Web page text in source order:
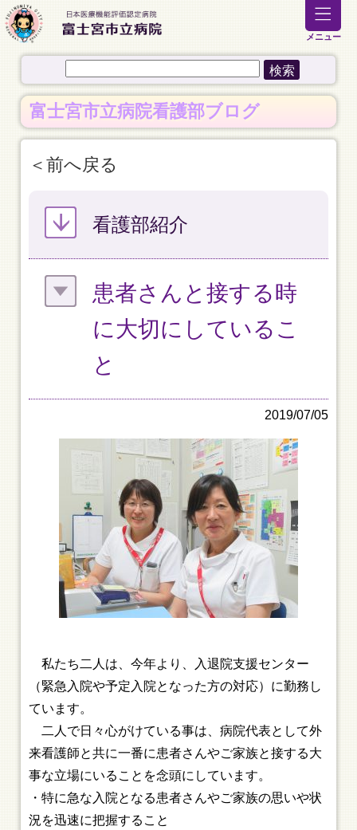
メニュー
富士宮市立病院看護部ブログ
前へ戻る
看護部紹介
患者さんと接する時
に大切にしているこ
と
2019/07/05
私たち二人は、今年より、入退院支援センター
（緊急入院や予定入院となった方の対応）に勤務し
ています。
二人で日々心がけている事は、病院代表として外
来看護師と共に一番に患者さんやご家族と接する大
事な立場にいることを念頭にしています。
・特に急な入院となる患者さんやご家族の思いや状
況を迅速に把握すること